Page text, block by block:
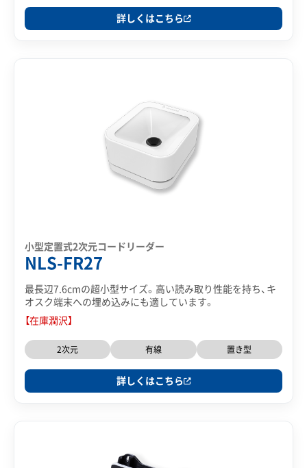
詳しくはこちら
NLS-FR27
小型定置式2次元コードリーダー
最長辺7.6cmの超小型サイズ。高い読み取り性能を持ち、キ
オスク端末への埋め込みにも適しています。
【在庫潤沢】
2次元 有線 置き型
詳しくはこちら